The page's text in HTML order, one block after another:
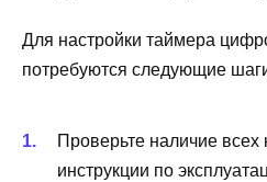
Для настройки таймера
потребуются следующие
Проверьте наличие
инструкции по